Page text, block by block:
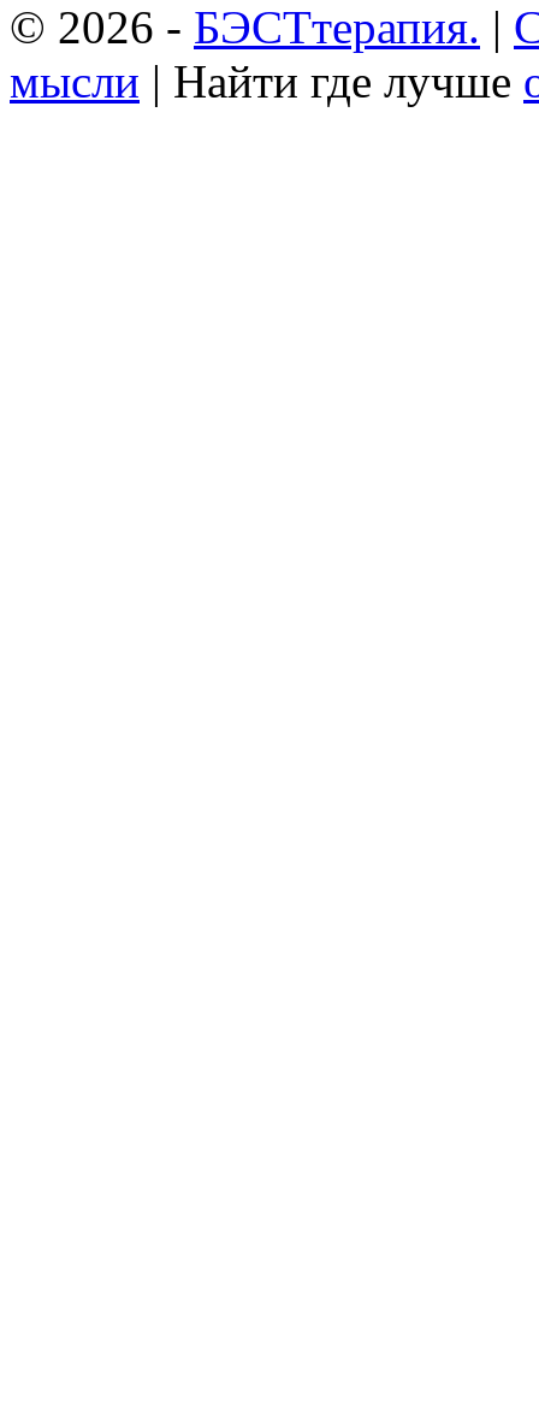
© 2026 - БЭСТтерапия. |
мысли | Найти где лучше